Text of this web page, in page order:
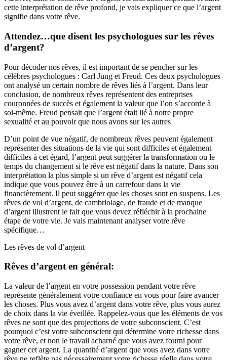
cette interprétation de rêve profond, je vais expliquer ce que l’argent
signifie dans votre rêve.
Attendez…que disent les psychologues sur les rêves
d’argent?
Pour décoder nos rêves, il est important de se pencher sur les
célèbres psychologues : Carl Jung et Freud. Ces deux psychologues
ont analysé un certain nombre de rêves liés à l’argent. Dans leur
conclusion, de nombreux rêves représentent des entreprises
couronnées de succès et également la valeur que l’on s’accorde à
soi-même. Freud pensait que l’argent était lié à notre propre
sexualité et au pouvoir que nous avons sur les autres
D’un point de vue négatif, de nombreux rêves peuvent également
représenter des situations de la vie qui sont difficiles et également
difficiles à cet égard, l’argent peut suggérer la transformation ou le
temps du changement si le rêve est négatif dans la nature. Dans son
interprétation la plus simple si un rêve d’argent est négatif cela
indique que vous pouvez être à un carrefour dans la vie
financièrement. Il peut suggérer que les choses sont en suspens. Les
rêves de vol d’argent, de cambriolage, de fraude et de manque
d’argent illustrent le fait que vous devez réfléchir à la prochaine
étape de votre vie. Je vais maintenant analyser votre rêve
spécifique…
Les rêves de vol d’argent
Rêves d’argent en général:
La valeur de l’argent en votre possession pendant votre rêve
représente généralement votre confiance en vous pour faire avancer
les choses. Plus vous avez d’argent dans votre rêve, plus vous aurez
de choix dans la vie éveillée. Rappelez-vous que les éléments de vos
rêves ne sont que des projections de votre subconscient. C’est
pourquoi c’est votre subconscient qui détermine votre richesse dans
votre rêve, et non le travail acharné que vous avez fourni pour
gagner cet argent. La quantité d’argent que vous avez dans votre